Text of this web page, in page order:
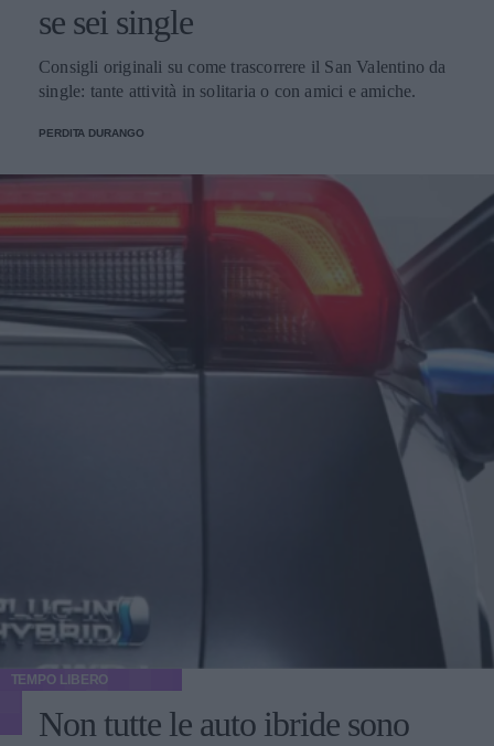
se sei single
Consigli originali su come trascorrere il San Valentino da
single: tante attività in solitaria o con amici e amiche.
PERDITA DURANGO
TEMPO LIBERO
Non tutte le auto ibride sono